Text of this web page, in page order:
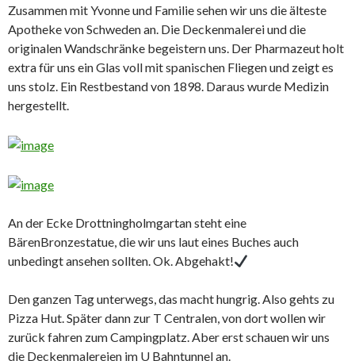
Zusammen mit Yvonne und Familie sehen wir uns die älteste
Apotheke von Schweden an. Die Deckenmalerei und die
originalen Wandschränke begeistern uns. Der Pharmazeut holt
extra für uns ein Glas voll mit spanischen Fliegen und zeigt es
uns stolz. Ein Restbestand von 1898. Daraus wurde Medizin
hergestellt.
An der Ecke Drottningholmgartan steht eine
BärenBronzestatue, die wir uns laut eines Buches auch
unbedingt ansehen sollten. Ok. Abgehakt!
Den ganzen Tag unterwegs, das macht hungrig. Also gehts zu
Pizza Hut. Später dann zur T Centralen, von dort wollen wir
zurück fahren zum Campingplatz. Aber erst schauen wir uns
die Deckenmalereien im U Bahntunnel an.